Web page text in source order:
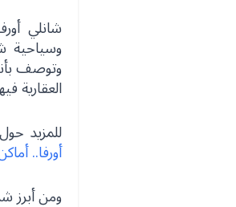
شانلي
وسياحية
وتوصف
العقارية
للمزيد
أورفا..
ومن أبرز